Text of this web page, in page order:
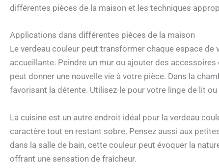
différentes pièces de la maison et les techniques
Applications dans différentes pièces de la maison
Le verdeau couleur peut transformer chaque espace
accueillante. Peindre un mur ou ajouter des
peut donner une nouvelle vie à votre pièce. Dans la
favorisant la détente. Utilisez-le pour votre linge de lit
La cuisine est un autre endroit idéal pour la verdeau
caractère tout en restant sobre. Pensez aussi aux
dans la salle de bain, cette couleur peut évoquer la
offrant une sensation de fraîcheur.